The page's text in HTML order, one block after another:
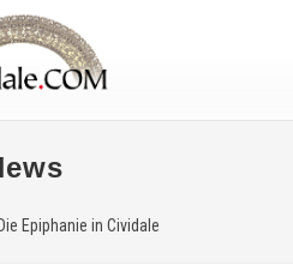
Die Epiphanie in Cividale